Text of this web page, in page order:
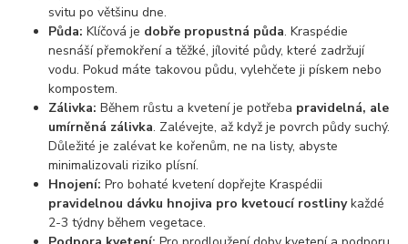
svitu po většinu dne.
Půda: Klíčová je dobře propustná půda. Kraspédie
nesnáší přemokření a těžké, jílovité půdy, které zadržují
vodu. Pokud máte takovou půdu, vylehčete ji pískem nebo
kompostem.
Zálivka: Během růstu a kvetení je potřeba pravidelná, ale
umírněná zálivka. Zalévejte, až když je povrch půdy suchý.
Důležité je zalévat ke kořenům, ne na listy, abyste
minimalizovali riziko plísní.
Hnojení: Pro bohaté kvetení dopřejte Kraspédii
pravidelnou dávku hnojiva pro kvetoucí rostlinykaždé
2-3 týdny během vegetace.